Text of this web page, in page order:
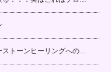
ストーンヒーリングへの…